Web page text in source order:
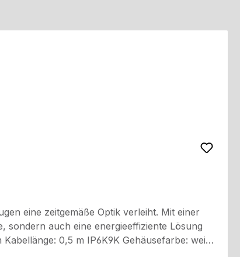
eine zeitgemäße Optik verleiht. Mit einer
sondern auch eine energieeffiziente Lösung